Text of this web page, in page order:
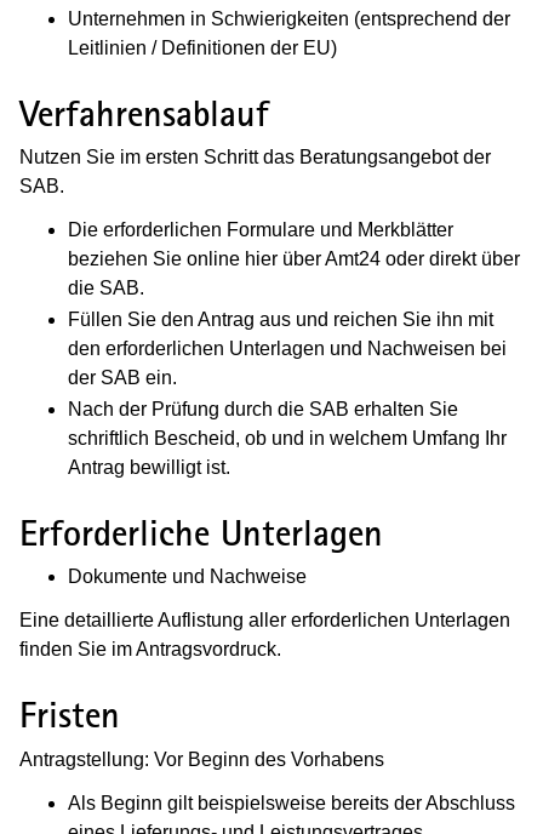
Unternehmen in Schwierigkeiten (entsprechend der
Leitlinien / Definitionen der EU)
Verfahrensablauf
Nutzen Sie im ersten Schritt das Beratungsangebot der
SAB.
Die erforderlichen Formulare und Merkblätter
beziehen Sie online hier über Amt24 oder direkt über
die SAB.
Füllen Sie den Antrag aus und reichen Sie ihn mit
den erforderlichen Unterlagen und Nachweisen bei
der SAB ein.
Nach der Prüfung durch die SAB erhalten Sie
schriftlich Bescheid, ob und in welchem Umfang Ihr
Antrag bewilligt ist.
Erforderliche Unterlagen
Dokumente und Nachweise
Eine detaillierte Auflistung aller erforderlichen Unterlagen
finden Sie im Antragsvordruck.
Fristen
Antragstellung: Vor Beginn des Vorhabens
Als Beginn gilt beispielsweise bereits der Abschluss